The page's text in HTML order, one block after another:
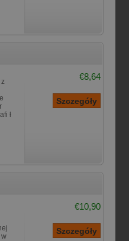
z
ł
€8,64
w
€10,90